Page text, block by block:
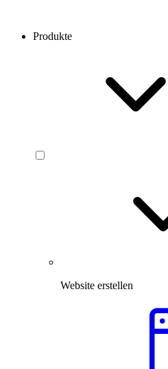
Produkte
Website erstellen